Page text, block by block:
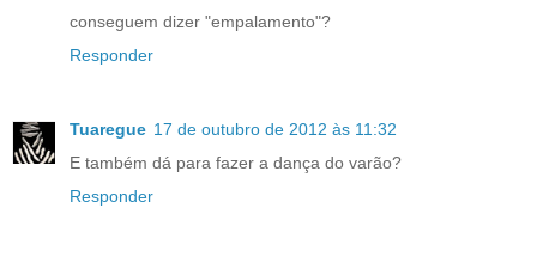
conseguem dizer "empalamento"?
Responder
Tuaregue 17 de outubro de 2012 às 11:32
E também dá para fazer a dança do varão?
Responder